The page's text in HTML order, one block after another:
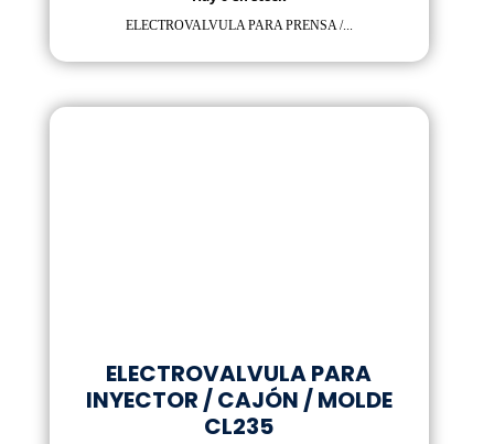
ELECTROVALVULA PARA PRENSA /...
ELECTROVALVULA PARA
INYECTOR / CAJÓN / MOLDE
CL235